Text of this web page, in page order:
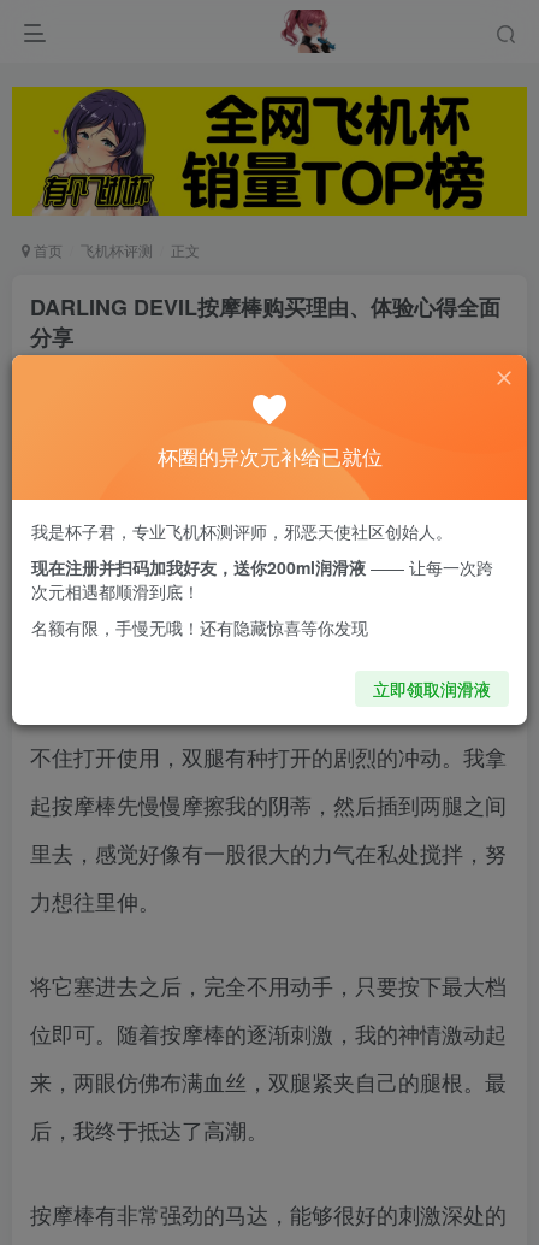
首页 飞机杯评测 正文
DARLING DEVIL按摩棒购买理由、体验心得全面
分享
使用体验分享
当我在网路上看到德国FUN FACTORY 按摩棒，
立马有了购买的念头。只是在网上看着，我的花心
却逐渐失控的温热起来，啊，我必须将它买下来！
收到德国FUN FACTORY 按摩棒的当天，我就忍
不住打开使用，双腿有种打开的剧烈的冲动。我拿
起按摩棒先慢慢摩擦我的阴蒂，然后插到两腿之间
里去，感觉好像有一股很大的力气在私处搅拌，努
力想往里伸。
将它塞进去之后，完全不用动手，只要按下最大档
位即可。随着按摩棒的逐渐刺激，我的神情激动起
来，两眼仿佛布满血丝，双腿紧夹自己的腿根。最
后，我终于抵达了高潮。
按摩棒有非常强劲的马达，能够很好的刺激深处的
杯圈的异次元补给已就位
我是杯子君，专业飞机杯测评师，邪恶天使社区创始人。
现在注册并扫码加我好友，送你200ml润滑液 —— 让每一次跨
次元相遇都顺滑到底！
名额有限，手慢无哦！还有隐藏惊喜等你发现
立即领取润滑液